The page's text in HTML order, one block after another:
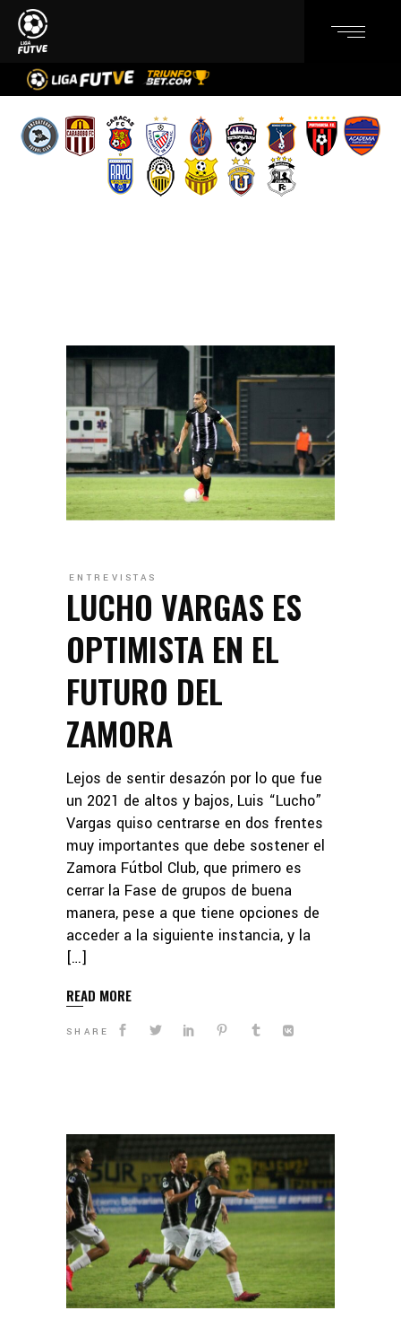
ENTREVISTAS
LUCHO VARGAS ES
OPTIMISTA EN EL
FUTURO DEL
ZAMORA
Lejos de sentir desazón por lo que fue
un 2021 de altos y bajos, Luis “Lucho”
Vargas quiso centrarse en dos frentes
muy importantes que debe sostener el
Zamora Fútbol Club, que primero es
cerrar la Fase de grupos de buena
manera, pese a que tiene opciones de
acceder a la siguiente instancia, y la
[…]
READ MORE
SHARE